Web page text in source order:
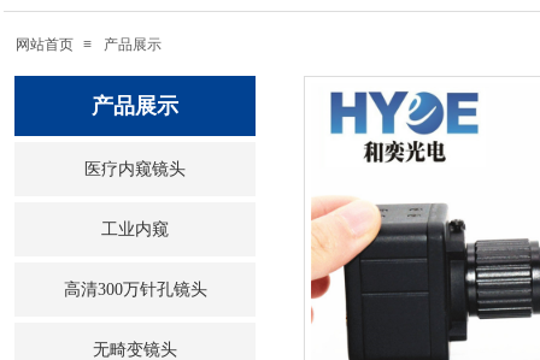
网站首页 ≡ 产品展示
产品展示
医疗内窥镜头
工业内窥
高清300万针孔镜头
无畸变镜头